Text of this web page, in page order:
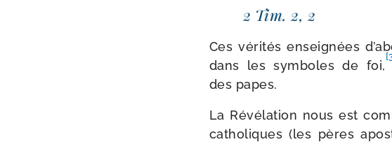
2 Tim. 2, 2
Ces véri­tés ensei­gnées
dans les sym­boles de foi,
des papes.
La Révélation nous est
catho­liques (les pères